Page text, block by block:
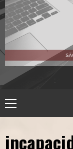
Menu